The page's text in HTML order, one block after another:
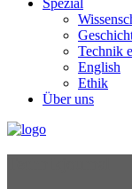
Spezial
Technik
English
Ethik
Über uns